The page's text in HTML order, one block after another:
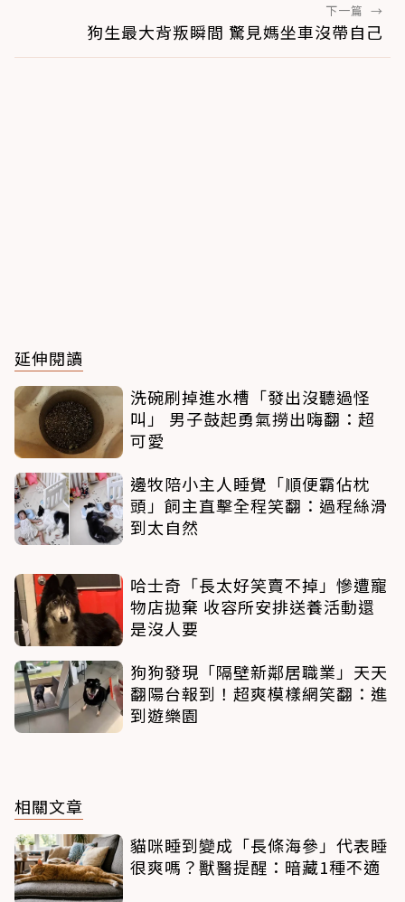
下一篇 →
狗生最大背叛瞬間 驚見媽坐車沒帶自己
延伸閱讀
洗碗刷掉進水槽「發出沒聽過怪
叫」 男子鼓起勇氣撈出嗨翻：超
可愛
邊牧陪小主人睡覺「順便霸佔枕
頭」飼主直擊全程笑翻：過程絲滑
到太自然
哈士奇「長太好笑賣不掉」慘遭寵
物店拋棄 收容所安排送養活動還
是沒人要
狗狗發現「隔壁新鄰居職業」天天
翻陽台報到！超爽模樣網笑翻：進
到遊樂園
相關文章
貓咪睡到變成「長條海參」代表睡
很爽嗎？獸醫提醒：暗藏1種不適